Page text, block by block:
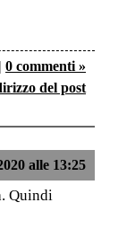
| 0 commenti »
del post
alle 13:25
Quindi